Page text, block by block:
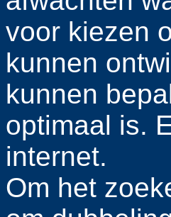
voor kiezen
kunnen
kunnen
optimaal is.
internet.
Om het